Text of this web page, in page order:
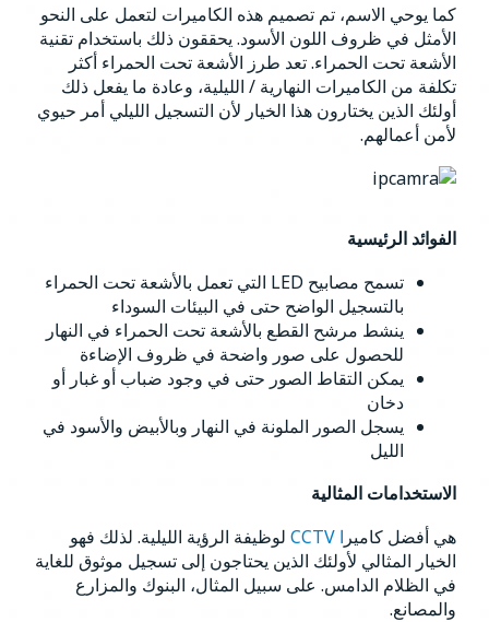
كما يوحي الاسم، تم تصميم هذه الكاميرات لتعمل على النحو
الأمثل في ظروف اللون الأسود. يحققون ذلك باستخدام تقنية
الأشعة تحت الحمراء. تعد طرز الأشعة تحت الحمراء أكثر
تكلفة من الكاميرات النهارية / الليلية، وعادة ما يفعل ذلك
أولئك الذين يختارون هذا الخيار لأن التسجيل الليلي أمر حيوي
لأمن أعمالهم.
الفوائد الرئيسية
تسمح مصابيح LED التي تعمل بالأشعة تحت الحمراء
بالتسجيل الواضح حتى في البيئات السوداء
ينشط مرشح القطع بالأشعة تحت الحمراء في النهار
للحصول على صور واضحة في ظروف الإضاءة
يمكن التقاط الصور حتى في وجود ضباب أو غبار أو
دخان
يسجل الصور الملونة في النهار وبالأبيض والأسود في
الليل
الاستخدامات المثالية
هي أفضل كامير ا CCTV
لوظيفة الرؤية الليلية. لذلك فهو
الخيار المثالي لأولئك الذين يحتاجون إلى تسجيل موثوق للغاية
في الظلام الدامس. على سبيل المثال، البنوك والمزارع
والمصانع.